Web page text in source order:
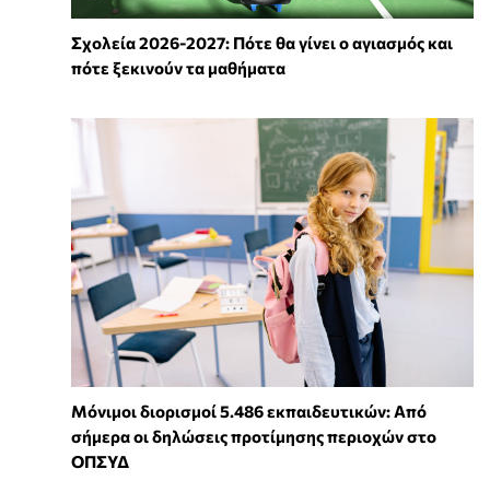
Σχολεία 2026-2027: Πότε θα γίνει ο αγιασμός και
πότε ξεκινούν τα μαθήματα
Μόνιμοι διορισμοί 5.486 εκπαιδευτικών: Από
σήμερα οι δηλώσεις προτίμησης περιοχών στο
ΟΠΣΥΔ